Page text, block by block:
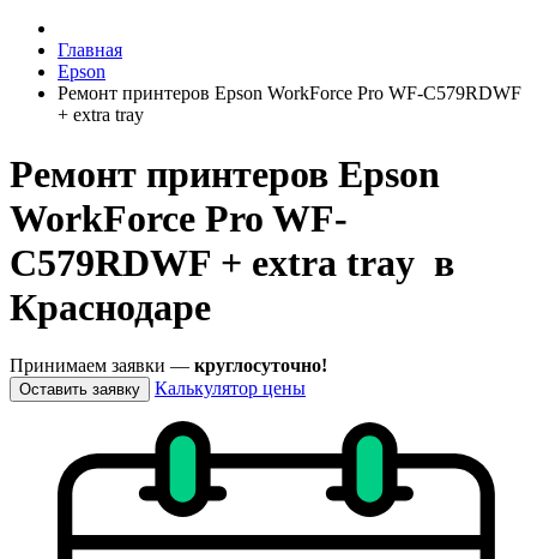
Главная
Epson
Ремонт принтеров Epson WorkForce Pro WF-C579RDWF
+ extra tray
Ремонт принтеров Epson
WorkForce Pro WF-
C579RDWF + extra tray в
Краснодаре
Принимаем заявки — круглосуточно!
Оставить заявку Калькулятор цены